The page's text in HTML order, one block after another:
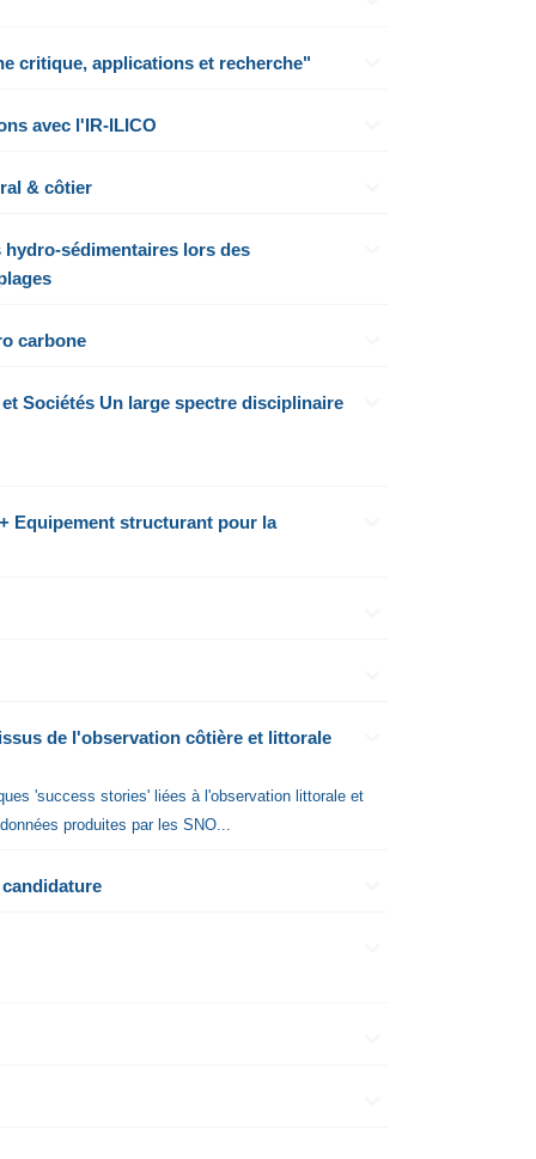
critique, applications et recherche"
avec l'IR-ILICO
& côtier
hydro-sédimentaires lors des
carbone
Sociétés Un large spectre disciplinaire
Equipement structurant pour la
de l'observation côtière et littorale
'success stories' liées à l'observation littorale et
produites par les SNO...